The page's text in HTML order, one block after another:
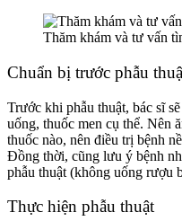
Thăm khám và tư vấn
Chuẩn bị trước phẫu
Trước khi phẫu thuật, bác sĩ
uống, thuốc men cụ thể. Nên
thuốc nào, nên điều trị bệnh
Đồng thời, cũng lưu ý bệnh
phẫu thuật (không uống
Thực hiện phẫu thuật